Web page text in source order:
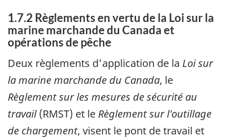
1.7.2 Règlements en vertu de la Loi sur la
marine marchande du Canada et
opérations de pêche
Deux règlements d'application de la Loi sur
la marine marchande du Canada, le
Règlement sur les mesures de sécurité au
travail(RMST) et le Règlement sur l'outillage
de chargement, visent le pont de travail et